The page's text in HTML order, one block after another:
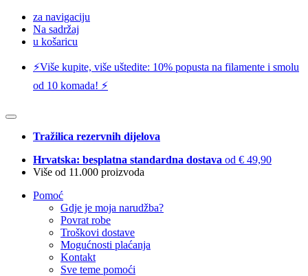
za navigaciju
Na sadržaj
u košaricu
⚡️Više kupite, više uštedite: 10% popusta na filamente i smolu
od 10 komada! ⚡️
Tražilica rezervnih dijelova
Hrvatska: besplatna standardna dostava od € 49,90
Više od 11.000 proizvoda
Pomoć
Gdje je moja narudžba?
Povrat robe
Troškovi dostave
Mogućnosti plaćanja
Kontakt
Sve teme pomoći